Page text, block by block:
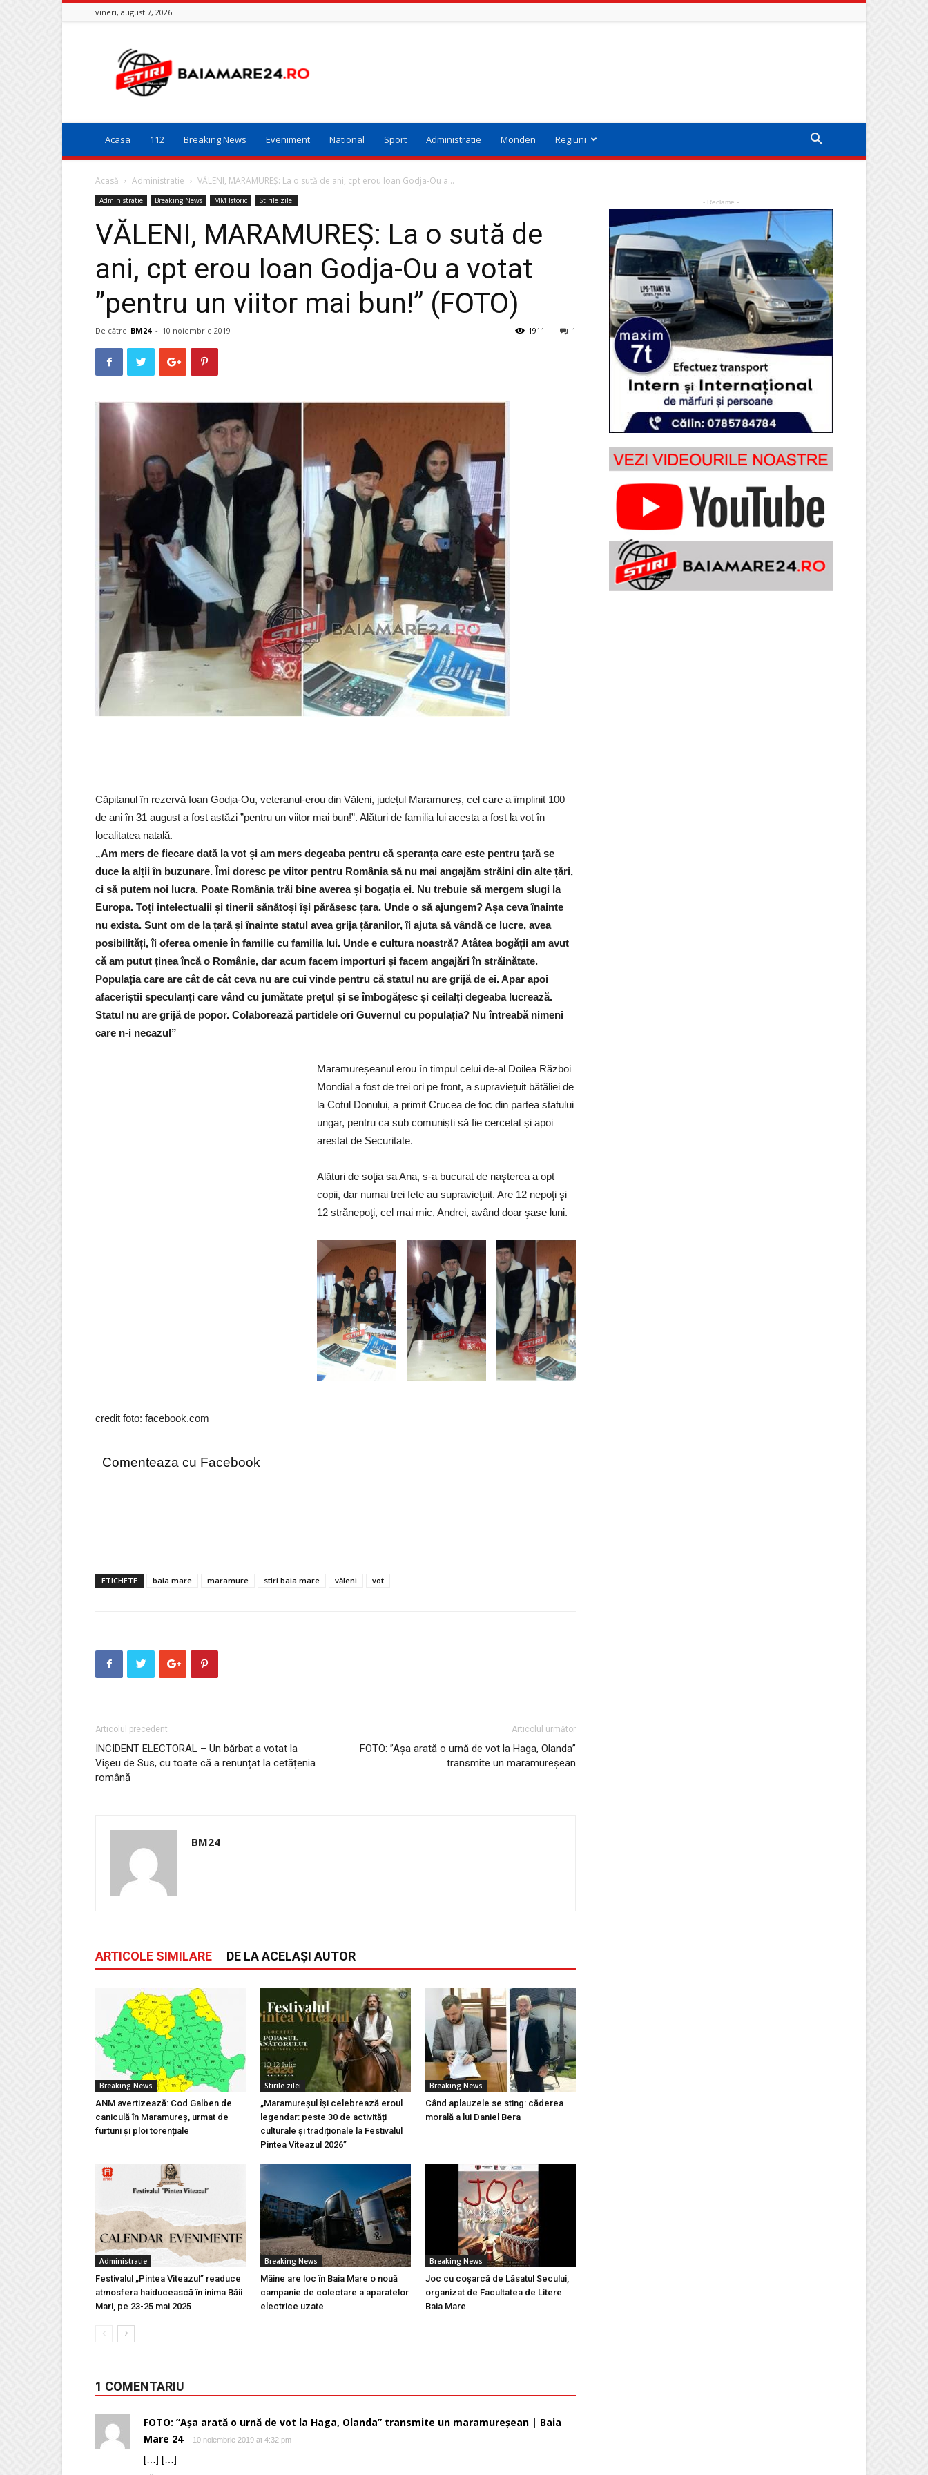
vineri, august 7, 2026
Baia
Mare
24
Acasa 112 Breaking News Eveniment National Sport Administratie Monden Regiuni
Acasă Administratie VĂLENI, MARAMUREȘ: La o sută de ani, cpt erou Ioan Godja-Ou a...
Administratie Breaking News MM Istoric Stirile zilei
VĂLENI, MARAMUREȘ: La o sută de
ani, cpt erou Ioan Godja-Ou a votat
”pentru un viitor mai bun!” (FOTO)
De către BM24 - 10 noiembrie 2019 1
1911
Căpitanul în rezervă Ioan Godja-Ou, veteranul-erou din Văleni, județul Maramureș, cel care a împlinit 100
de ani în 31 august a fost astăzi ”pentru un viitor mai bun!”. Alături de familia lui acesta a fost la vot în
localitatea natală.
„Am mers de fiecare dată la vot și am mers degeaba pentru că speranța care este pentru țară se
duce la alții în buzunare. Îmi doresc pe viitor pentru România să nu mai angajăm străini din alte țări,
ci să putem noi lucra. Poate România trăi bine averea și bogația ei. Nu trebuie să mergem slugi la
Europa. Toți intelectualii și tinerii sănătoși își părăsesc țara. Unde o să ajungem? Așa ceva înainte
nu exista. Sunt om de la țară și înainte statul avea grija țăranilor, îi ajuta să vândă ce lucre, avea
posibilități, îi oferea omenie în familie cu familia lui. Unde e cultura noastră? Atâtea bogății am avut
că am putut ținea încă o Românie, dar acum facem importuri și facem angajări în străinătate.
Populația care are cât de cât ceva nu are cui vinde pentru că statul nu are grijă de ei. Apar apoi
afaceriștii speculanți care vând cu jumătate prețul și se îmbogățesc și ceilalți degeaba lucrează.
Statul nu are grijă de popor. Colaborează partidele ori Guvernul cu populația? Nu întreabă nimeni
care n-i necazul”
Maramureșeanul erou în timpul celui de-al Doilea Război
Mondial a fost de trei ori pe front, a supraviețuit bătăliei de
la Cotul Donului, a primit Crucea de foc din partea statului
ungar, pentru ca sub comuniști să fie cercetat și apoi
arestat de Securitate.
Alături de soţia sa Ana, s-a bucurat de naşterea a opt
copii, dar numai trei fete au supravieţuit. Are 12 nepoţi şi
12 strănepoţi, cel mai mic, Andrei, având doar şase luni.
credit foto: facebook.com
Comenteaza cu Facebook
ETICHETE baia mare maramure stiri baia mare văleni vot
Articolul precedent
INCIDENT ELECTORAL – Un bărbat a votat la
Vișeu de Sus, cu toate că a renunțat la cetățenia
română
Articolul următor
FOTO: ”Așa arată o urnă de vot la Haga, Olanda”
transmite un maramureșean
BM24
ARTICOLE SIMILARE DE LA ACELAȘI AUTOR
Breaking News
ANM avertizează: Cod Galben de
caniculă în Maramureș, urmat de
furtuni și ploi torențiale
Stirile zilei
„Maramureșul își celebrează eroul
legendar: peste 30 de activități
culturale și tradiționale la Festivalul
Pintea Viteazul 2026”
Breaking News
Când aplauzele se sting: căderea
morală a lui Daniel Bera
Administratie
Festivalul „Pintea Viteazul” readuce
atmosfera haiducească în inima Băii
Mari, pe 23-25 mai 2025
Breaking News
Mâine are loc în Baia Mare o nouă
campanie de colectare a aparatelor
electrice uzate
Breaking News
Joc cu coșarcă de Lăsatul Secului,
organizat de Facultatea de Litere
Baia Mare
1 COMENTARIU
FOTO: ”Așa arată o urnă de vot la Haga, Olanda” transmite un maramureșean | Baia
Mare 24
10 noiembrie 2019 at 4:32 pm
[…] […]
- Reclame -